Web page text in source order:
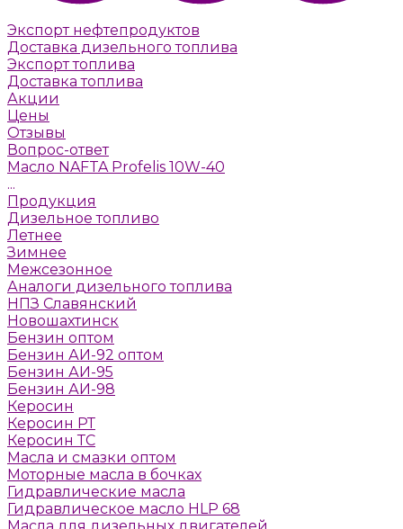
Экспорт нефтепродуктов
Доставка дизельного топлива
Экспорт топлива
Доставка топлива
Акции
Цены
Отзывы
Вопрос-ответ
Масло NAFTA Profelis 10W-40
...
Продукция
Дизельное топливо
Летнее
Зимнее
Межсезонное
Аналоги дизельного топлива
НПЗ Славянский
Новошахтинск
Бензин оптом
Бензин АИ-92 оптом
Бензин АИ-95
Бензин АИ-98
Керосин
Керосин РТ
Керосин ТС
Масла и смазки оптом
Моторные масла в бочках
Гидравлические масла
Гидравлическое масло HLP 68